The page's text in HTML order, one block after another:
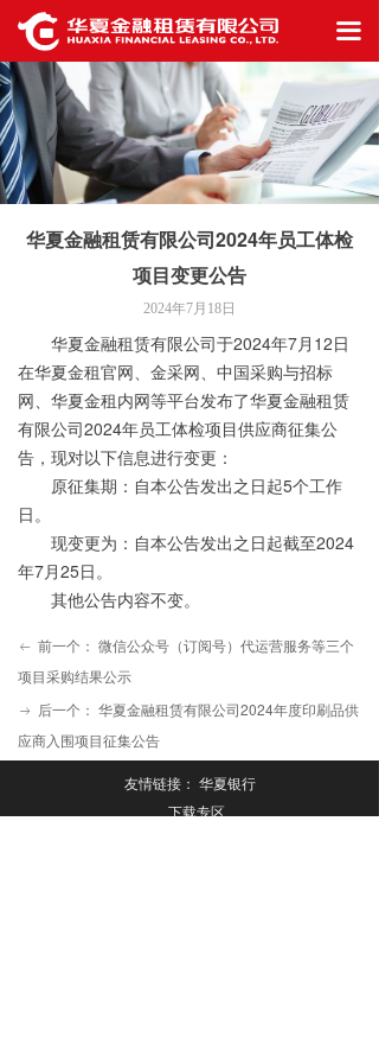
끀
首页
公司概况
信息披露
业务生态
最新资讯
联系我们
华夏金融租赁有限公司2024年员工体检
项目变更公告
华夏金融租赁有限公司于2024年7月 12日
在华夏金租官网、金采网、中国采购与招标
网、华夏金租内网等平台发布了华夏金融租赁
有限公司2024年员工体检项目供应商征集公
告，现对以下信息进行变更：
原征集期：自本公告发出之日起5个工作
日。
现变更为：自本公告发出之日起截至2024
年7月25日。
其他公告内容不变。
2024年7月18日
ꂃ 前一个： 微信公众号（订阅号）代运营服务等三个
项目采购结果公示
ꁹ 后一个： 华夏金融租赁有限公司2024年度印刷品供
应商入围项目征集公告
友情链接： 华夏银行
下载专区